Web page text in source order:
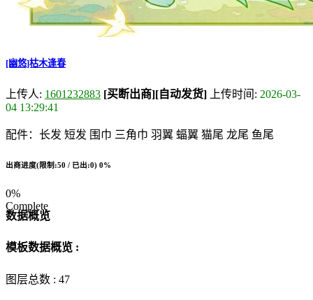
[幽悠]枯木逢春
上传人: 1601232883 [买断出商][自动发货] 上传时间: 2026-03-
04 13:29:41
配件：长发 短发 围巾 三角巾 羽翼 蝠翼 猫尾 龙尾 鱼尾
出商进度(限制:50 / 已出:0) 0%
0%
Complete
数据概览
模板数据概览 :
图层总数 : 47